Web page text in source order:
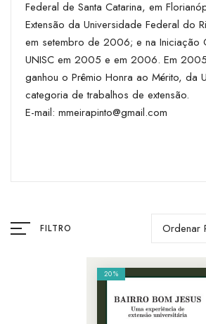
Federal de Santa Catarina, em
Extensão da Universidade Federal do
em setembro de 2006; e na Iniciação
UNISC em 2005 e em 2006. Em
ganhou o Prêmio Honra ao Mérito, da
categoria de trabalhos de extensão.
E-mail: mmeirapinto@gmail.com
FILTRO Ordenar
20%